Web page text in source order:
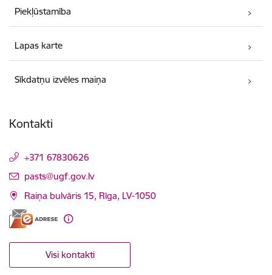
Piekļūstamība
Lapas karte
Sīkdatņu izvēles maiņa
Kontakti
+371 67830626
E-pasts:
pasts@ugf.gov.lv
Raiņa bulvāris 15, Rīga, LV-1050
Visi kontakti